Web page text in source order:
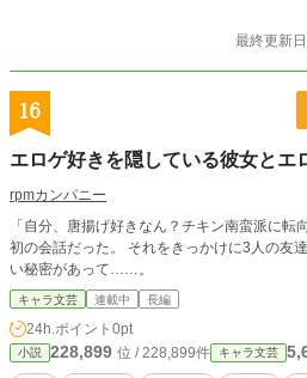
最終更新
16
エロゲ好きを隠している彼女とエ
rpmカンパニー
「自分、唐揚げ好きなん？チキン南蛮派に転
初の会話だった。 それをきっかけに3人の友
い秘密があって……。
キャラ文芸 連載中 長編
24h.ポイント 0pt
小説 228,899 位 / 228,899件 キャラ文芸